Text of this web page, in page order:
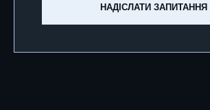
НАДІСЛАТИ ЗАПИТАННЯ